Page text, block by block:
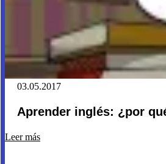
03.05.2017
Aprender inglés: ¿por
Leer más